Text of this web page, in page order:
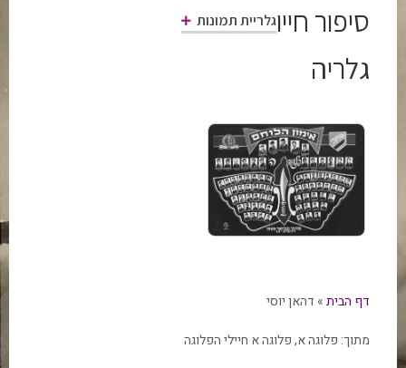
סיפור חייוגלריית תמונות
גלריה
דף הבית» דהאן יוסי
מתוך: פלוגה א,פלוגה א חיילי הפלוגה